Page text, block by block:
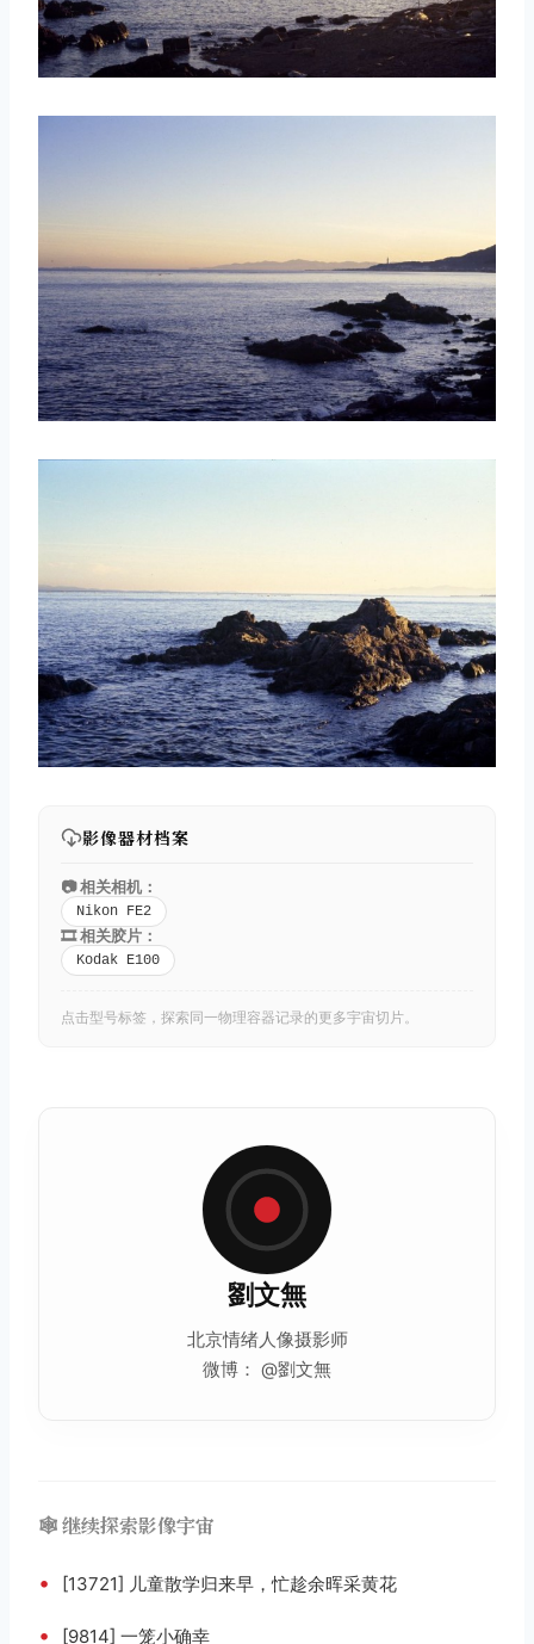
影像器材档案
📷 相关相机：
Nikon FE2
🎞️ 相关胶片：
Kodak E100
点击型号标签，探索同一物理容器记录的更多宇宙切片。
劉文無
北京情绪人像摄影师
微博： @劉文無
🕸️ 继续探索影像宇宙
• [13721] 儿童散学归来早，忙趁余晖采黄花
• [9814] 一笼小确幸